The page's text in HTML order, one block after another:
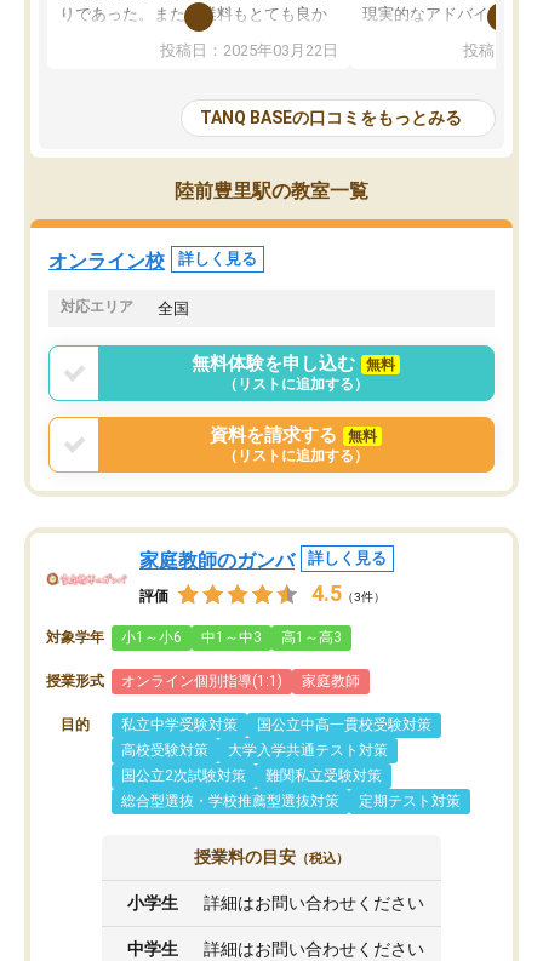
りであった。また授業料もとても良か
総合型の多くの塾は大学生が見ること
大学生の目だけでなく、数人の大人に
も目を通して頂ける。そのため多くの
意見を聞くことができ、より良いもの
を推敲することが可能だ。
どの人も優しく、親身に接してくださ
るのでやる気も出て、良かったで
す！！
投稿日：2025年03月22日
現実的なアドバイスを行
分野について学生知識
総合型選抜対策として志
接・小論文などの技術指
ション内容になっていま
選抜を通して将来自分が
を社会人として働いてい
標を見つける事が出来ま
投稿日：
TANQ BASEの口コミをもっとみる
陸前豊里駅の教室一覧
オンライン校 詳しく見る
対応エリア 全国
無料体験を申し込む
無料
（リストに追加する）
資料を請求する
無料
（リストに追加する）
家庭教師のガンバ 詳しく見る
評価 4.5 （3件）
対象学年 小1～小6 中1～中3 高1～高3
授業形式 オンライン個別指導(1:1) 家庭教師
目的 私立中学受験対策
国公立中高一貫校受験対策
高校受験対策
大学入学共通テスト対策
国公立2次試験対策
難関私立受験対策
総合型選抜・学校推薦型選抜対策
定期テスト対策
授業料の目安 （税込）
小学生 詳細はお問い合わせください
中学生 詳細はお問い合わせください